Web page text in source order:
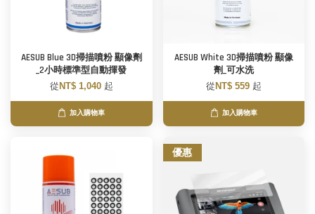
AESUB Blue 3D掃描噴粉 顯像劑
_2小時標準型自動揮發
從NT$ 1,040 起
加入購物車
AESUB White 3D掃描噴粉 顯像
劑_可水洗
從NT$ 559 起
加入購物車
優惠